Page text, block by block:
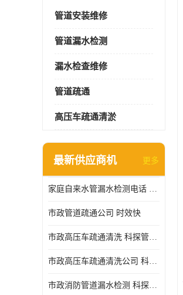
管道安装维修
管道漏水检测
漏水检查维修
管道疏通
高压车疏通清淤
最新供应商机 更多
家庭自来水管漏水检测电话 服务周到
市政管道疏通公司 时效快
市政高压车疏通清洗 科探管道工程 设备齐
市政高压车疏通清洗公司 科探管道工程 经验丰富
市政消防管道漏水检测 科探管道工程 快速上门